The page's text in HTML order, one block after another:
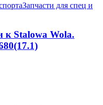
Запчасти для спец и
к Stalowa Wola.